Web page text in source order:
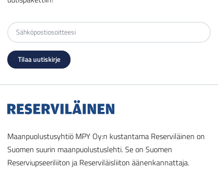
Maanpuolustusyhtiö MPY Oy:n kustantama Reserviläinen on
Suomen suurin maanpuolustuslehti. Se on Suomen
Reserviupseeriliiton ja Reserviläisliiton äänenkannattaja.